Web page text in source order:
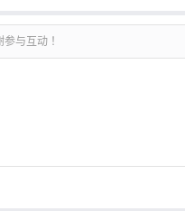
与互动！